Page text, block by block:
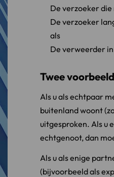
De verzoeker
De verzoeker
als
De verweerder
Twee
Als u als echtpaar
buitenland woont
uitgesproken. Als u
echtgenoot, dan
Als u als enige
(bijvoorbeeld als